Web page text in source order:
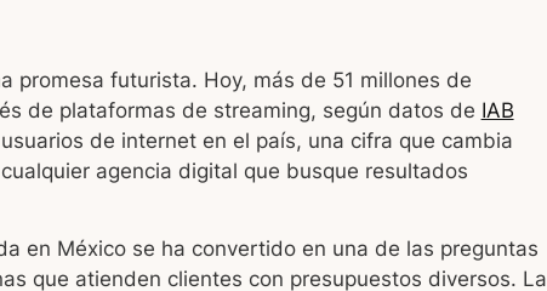
promesa futurista. Hoy, más de 51 millones de
de plataformas de streaming, según datos de IAB
de internet en el país, una cifra que cambia
agencia digital que busque resultados
en México se ha convertido en una de las preguntas
que atienden clientes con presupuestos diversos. La